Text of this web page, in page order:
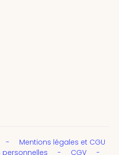
Mentions légales et CGU
CGV